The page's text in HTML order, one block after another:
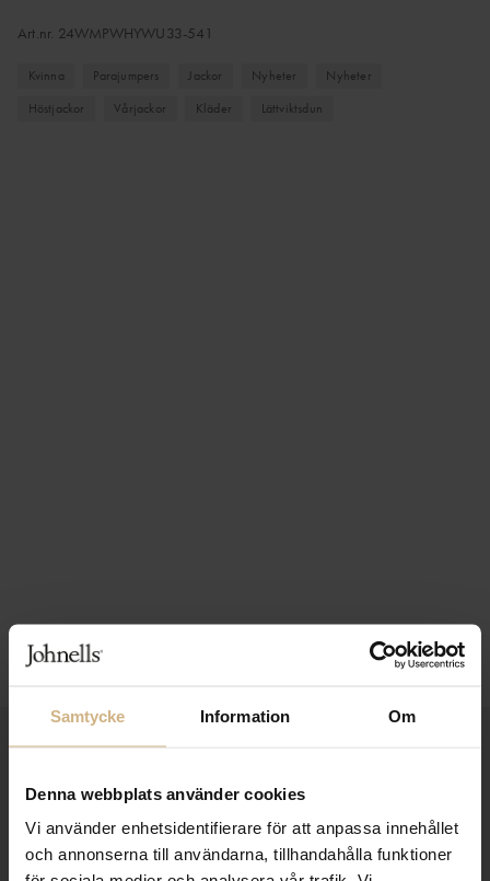
Samtycke Information Om
Denna webbplats använder cookies
Vi använder enhetsidentifierare för att anpassa innehållet
och annonserna till användarna, tillhandahålla funktioner
Art.nr. 24WMPWHYWU33-541
Kvinna Parajumpers Jackor Nyheter
Nyheter
Höstjackor
Vårjackor Kläder Lättviktsdun
1-3 VARDAGARS LEVERANS
FRI FRAKT FRÅN 999 KR
SAMLA BONUS I KUNDKLUBBEN